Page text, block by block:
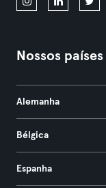
Nossos países
Alemanha
Bélgica
Espanha